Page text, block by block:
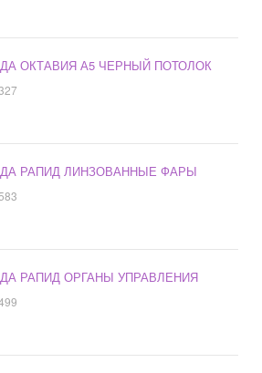
ОКТАВИЯ А5 ЧЕРНЫЙ ПОТОЛОК
РАПИД ЛИНЗОВАННЫЕ ФАРЫ
РАПИД ОРГАНЫ УПРАВЛЕНИЯ